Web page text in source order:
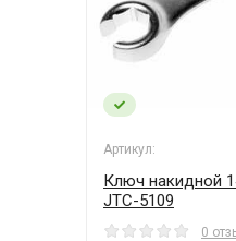
Артикул:
Ключ накидной
JTC-5109
0